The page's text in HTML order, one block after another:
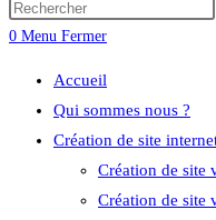
0 Menu Fermer
Accueil
Qui sommes nous ?
Création de site
Création de site
Création de site